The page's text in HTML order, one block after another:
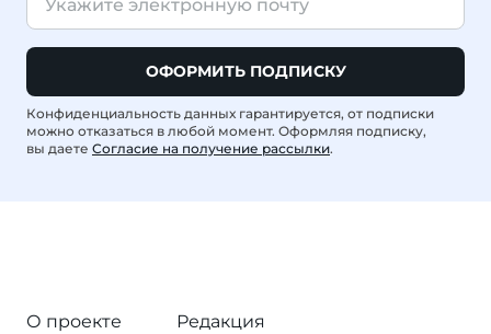
ОФОРМИТЬ ПОДПИСКУ
Конфиденциальность данных гарантируется, от подписки
можно отказаться в любой момент. Оформляя подписку,
вы даете Согласие на получение рассылки.
О проекте
Редакция